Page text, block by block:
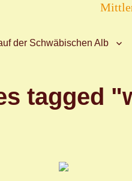
der Schwäbischen Alb
tagged